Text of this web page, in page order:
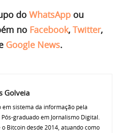
do WhatsApp ou
no Facebook, Twitter,
Google News.
Golveia
em sistema da informação pela
Pós-graduado em Jornalismo Digital.
o Bitcoin desde 2014, atuando como